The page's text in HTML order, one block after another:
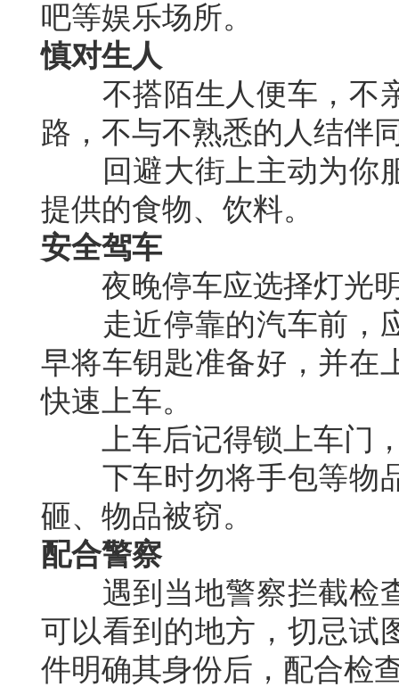
吧等娱乐场所。
慎对生人
不搭陌生人便车，不亲
路，不与不熟悉的人结伴
回避大街上主动为你服
提供的食物、饮料。
安全驾车
夜晚停车应选择灯光明
走近停靠的汽车前，应
早将车钥匙准备好，并在
快速上车。
上车后记得锁上车门，
下车时勿将手包等物品
砸、物品被窃。
配合警察
遇到当地警察拦截检查
可以看到的地方，切忌试
件明确其身份后，配合检